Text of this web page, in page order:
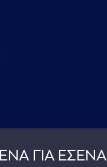
ΓΙΑ ΕΣΕΝΑ